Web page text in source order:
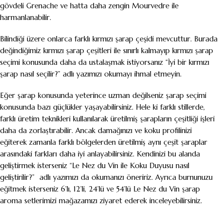
gövdeli Grenache ve hatta daha zengin Mourvedre ile
harmanlanabilir.
Bilindiği üzere onlarca farklı kırmızı şarap çeşidi mevcuttur. Burada
değindiğimiz kırmızı şarap çeşitleri ile sınırlı kalmayıp kırmızı şarap
seçimi konusunda daha da ustalaşmak istiyorsanız “İyi bir kırmızı
şarap nasıl seçilir?” adlı yazımızı okumayı ihmal etmeyin.
Eğer şarap konusunda yeterince uzman değilseniz şarap seçimi
konusunda bazı güçlükler yaşayabilirsiniz. Hele ki farklı stillerde,
farklı üretim teknikleri kullanılarak üretilmiş şarapların çeşitliği işleri
daha da zorlaştırabilir. Ancak damağınızı ve koku profilinizi
eğiterek zamanla farklı bölgelerden üretilmiş aynı çeşit şaraplar
arasındaki farkları daha iyi anlayabilirsiniz. Kendinizi bu alanda
geliştirmek isterseniz “Le Nez du Vin ile Koku Duyusu nasıl
geliştirilir?” adlı yazımızı da okumanızı öneririz. Ayrıca burnunuzu
eğitmek isterseniz 6’lı, 12’li, 24’lü ve 54’lü Le Nez du Vin şarap
aroma setlerimizi mağazamızı ziyaret ederek inceleyebilirsiniz.